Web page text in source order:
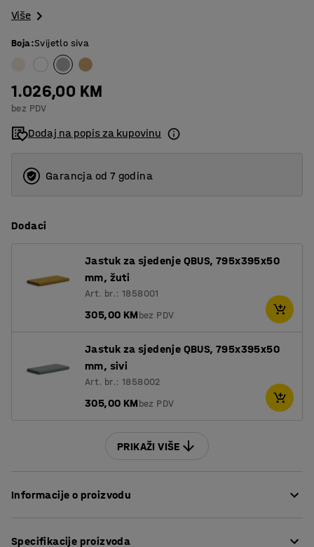
Više
Boja:Svijetlo siva
1.026,00 KM
bez PDV
Dodaj na popis za kupovinu
Garancja od 7 godina
Dodaci
Jastuk za sjedenje QBUS, 795x395x50
mm, žuti
Art. br.: 1858001
305,00 KMbez PDV
Jastuk za sjedenje QBUS, 795x395x50
mm, sivi
Art. br.: 1858002
305,00 KMbez PDV
PRIKAŽI VIŠE
Informacije o proizvodu
stvaranje dobro organiziranog radnog mjesta!
Specifikacije proizvoda